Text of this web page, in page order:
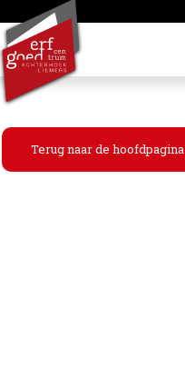
Terug naar de hoofdpagina